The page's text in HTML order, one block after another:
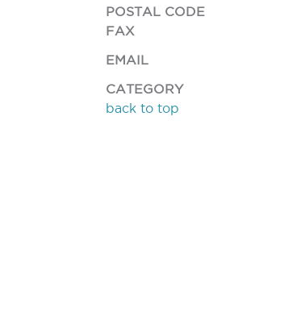
POSTAL CODE
FAX
EMAIL
CATEGORY
back to top